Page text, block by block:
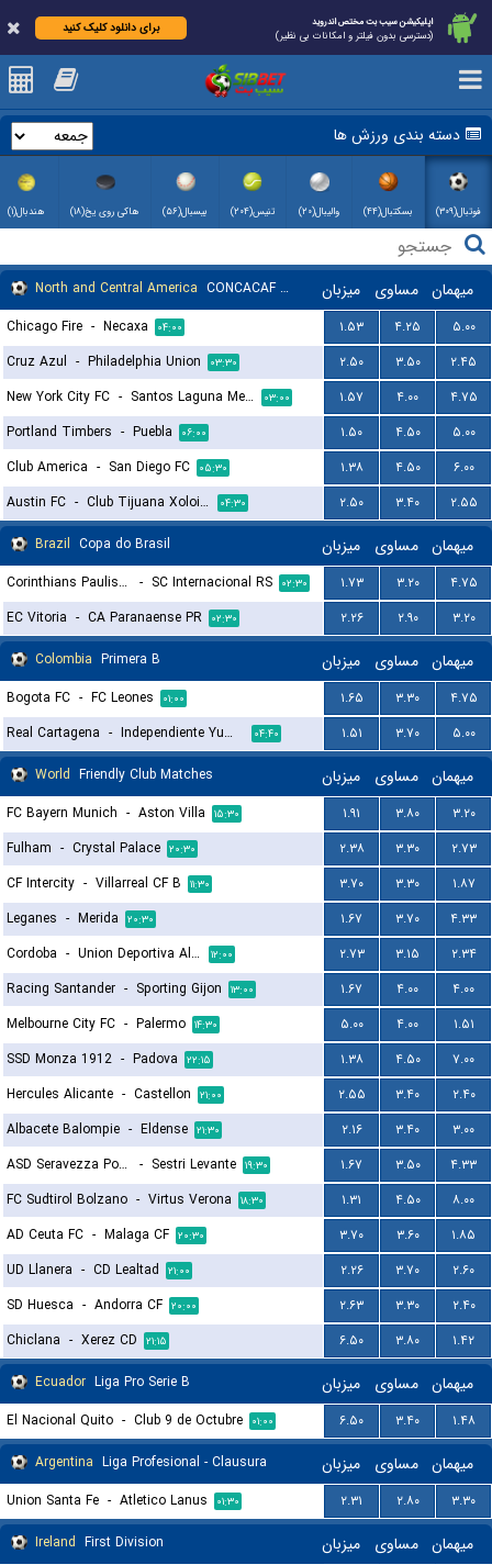
اپلیکیشن سیب بت مختص اندروید
(دسترسی بدون فیلتر و امکانات بی نظیر)
برای دانلود کلیک کنید
دسته بندی ورزش ها
فوتبال(۳۰۹) بسکتبال(۴۴) والیبال(۲۰) تنیس(۲۰۴) بیسبال(۵۶) هاکی روی یخ(۱۸) هندبال(۱)
North and Central America CONCACAF Leagues Cup میزبان مساوی میهمان
Chicago Fire - Necaxa ۰۴:۰۰ ۱.۵۳ ۴.۲۵
۵.۰۰
Cruz Azul - Philadelphia Union ۰۳:۳۰ ۲.۵۰ ۳.۵۰
۲.۴۵
New York City FC - Santos Laguna Mexico ۰۳:۰۰ ۱.۵۷ ۴.۰۰
۴.۷۵
Portland Timbers - Puebla ۰۶:۰۰ ۱.۵۰ ۴.۵۰
۵.۰۰
Club America - San Diego FC ۰۵:۳۰ ۱.۳۸ ۴.۵۰
۶.۰۰
Austin FC - Club Tijuana Xoloitzcuintles de Caliente ۰۴:۳۰ ۲.۵۰ ۳.۴۰
۲.۵۵
Brazil Copa do Brasil میزبان مساوی میهمان
Corinthians Paulista - SC Internacional RS ۰۲:۳۰ ۱.۷۳ ۳.۲۰
۴.۷۵
EC Vitoria - CA Paranaense PR ۰۲:۳۰ ۲.۲۶ ۲.۹۰
۳.۲۰
Colombia Primera B میزبان مساوی میهمان
Bogota FC - FC Leones ۰۱:۰۰ ۱.۶۵ ۳.۳۰
۴.۷۵
Real Cartagena - Independiente Yumbo ۰۴:۴۰ ۱.۵۱ ۳.۷۰
۵.۰۰
World Friendly Club Matches میزبان مساوی میهمان
FC Bayern Munich - Aston Villa ۱۵:۳۰ ۱.۹۱ ۳.۸۰
۳.۲۰
Fulham - Crystal Palace ۲۰:۳۰ ۲.۳۸ ۳.۳۰
۲.۷۳
CF Intercity - Villarreal CF B ۱۱:۳۰ ۳.۷۰ ۳.۳۰
۱.۸۷
Leganes - Merida ۲۰:۳۰ ۱.۶۷ ۳.۷۰
۴.۳۳
Cordoba - Union Deportiva Almeria ۱۲:۰۰ ۲.۷۳ ۳.۱۵
۲.۳۴
Racing Santander - Sporting Gijon ۱۳:۰۰ ۱.۶۷ ۴.۰۰
۴.۰۰
Melbourne City FC - Palermo ۱۴:۳۰ ۵.۰۰ ۴.۰۰
۱.۵۱
SSD Monza 1912 - Padova ۲۲:۱۵ ۱.۳۸ ۴.۵۰
۷.۰۰
Hercules Alicante - Castellon ۲۱:۰۰ ۲.۵۵ ۳.۴۰
۲.۴۰
Albacete Balompie - Eldense ۲۱:۳۰ ۲.۱۶ ۳.۴۰
۳.۰۰
ASD Seravezza Pozzi Calcio
- Sestri Levante ۱۹:۳۰ ۱.۶۷ ۳.۵۰
۴.۳۳
FC Sudtirol Bolzano - Virtus Verona ۱۸:۳۰ ۱.۳۱ ۴.۵۰
۸.۰۰
AD Ceuta FC - Malaga CF ۲۰:۳۰ ۳.۷۰ ۳.۶۰
۱.۸۵
UD Llanera - CD Lealtad ۲۱:۰۰ ۲.۲۶ ۳.۷۰
۲.۶۰
SD Huesca - Andorra CF ۲۰:۰۰ ۲.۶۳ ۳.۳۰
۲.۴۰
Chiclana - Xerez CD ۲۱:۱۵ ۶.۵۰ ۳.۸۰
۱.۴۲
Ecuador Liga Pro Serie B میزبان مساوی میهمان
El Nacional Quito - Club 9 de Octubre ۰۱:۰۰ ۶.۵۰ ۳.۴۰
۱.۴۸
Argentina Liga Profesional - Clausura میزبان مساوی میهمان
Union Santa Fe - Atletico Lanus ۰۱:۳۰ ۲.۳۱ ۲.۸۰
۳.۳۰
Ireland First Division میزبان مساوی میهمان